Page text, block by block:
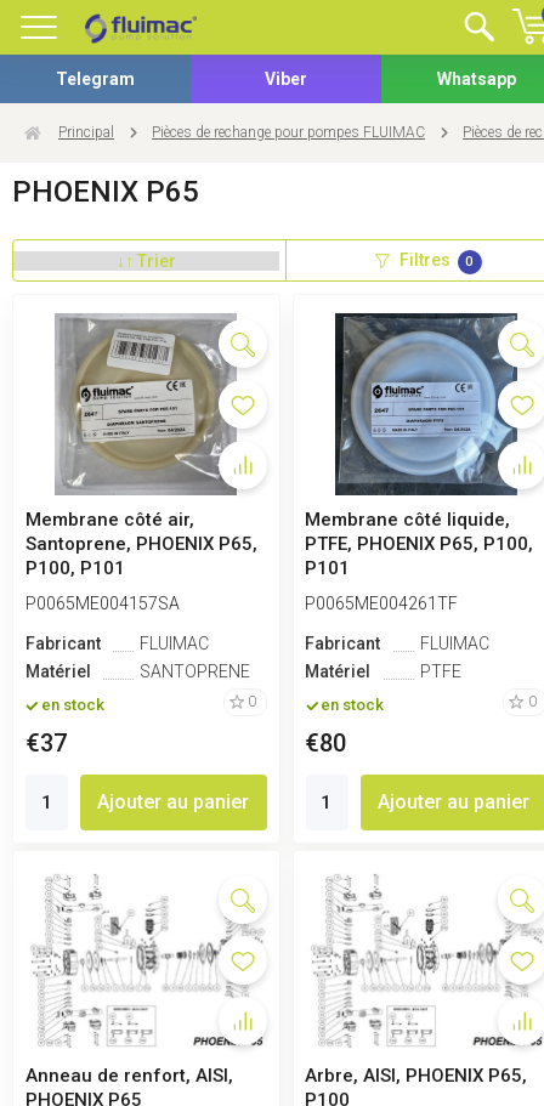
Telegram Viber Whatsapp
Principal Pièces de rechange pour pompes FLUIMAC Pièces de
PHOENIX P65
Filtres 0
Membrane côté air,
Santoprene, PHOENIX P65,
P100, P101
P0065ME004157SA
Fabricant
FLUIMAC
Matériel
SANTOPRENE
en stock 0
€37
Ajouter au panier
Membrane côté liquide,
PTFE, PHOENIX P65, P100,
P101
P0065ME004261TF
Fabricant
FLUIMAC
Matériel
PTFE
en stock 0
€80
Ajouter au panier
Anneau de renfort, AISI,
PHOENIX P65
Arbre, AISI, PHOENIX P65,
P100